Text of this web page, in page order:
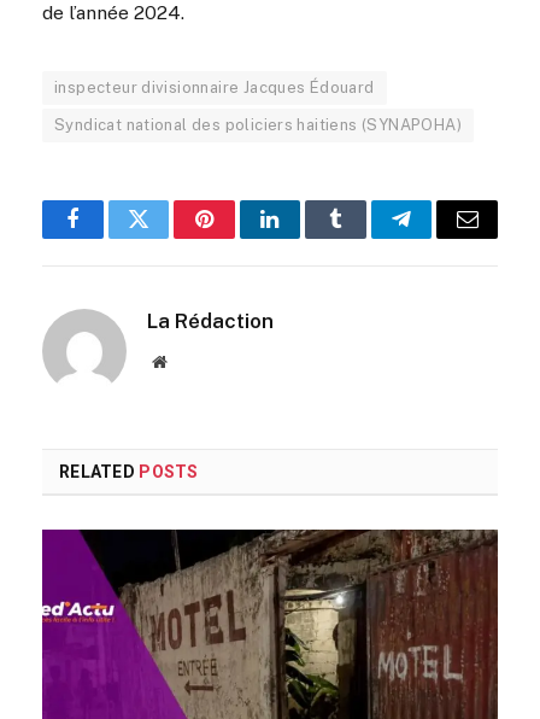
de l’année 2024.
inspecteur divisionnaire Jacques Édouard
Syndicat national des policiers haitiens (SYNAPOHA)
FacebookTwitterPinterestLinkedInTumblrTelegramEmail
La Rédaction
Website
RELATED POSTS